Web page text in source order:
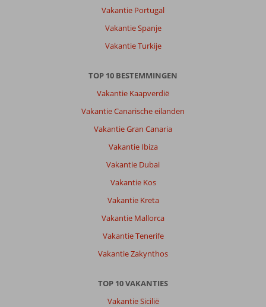
Vakantie Portugal
Vakantie Spanje
Vakantie Turkije
TOP 10 BESTEMMINGEN
Vakantie Kaapverdië
Vakantie Canarische eilanden
Vakantie Gran Canaria
Vakantie Ibiza
Vakantie Dubai
Vakantie Kos
Vakantie Kreta
Vakantie Mallorca
Vakantie Tenerife
Vakantie Zakynthos
TOP 10 VAKANTIES
Vakantie Sicilië